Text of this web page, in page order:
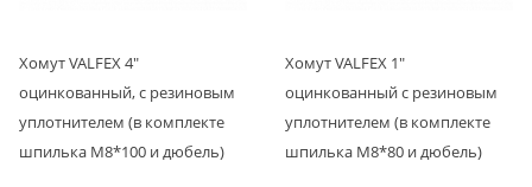
Хомут VALFEX 4"
оцинкованный, с резиновым
уплотнителем (в комплекте
шпилька М8*100 и дюбель)
Хомут VALFEX 1"
оцинкованный с резиновым
уплотнителем (в комплекте
шпилька М8*80 и дюбель)